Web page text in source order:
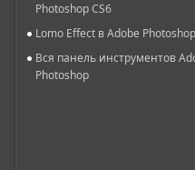
Photoshop CS6
Lomo Effect в Adobe
Вся панель инструментов
Photoshop